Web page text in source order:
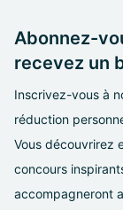
Abonnez-
recevez un
Inscrivez-vous à
réduction
Vous découvrirez
concours
accompagneront